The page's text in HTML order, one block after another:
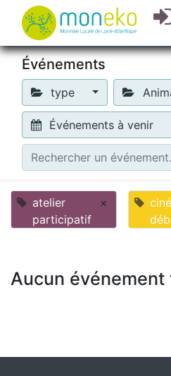
Événements
type
Événements à venir
atelier
participatif
×
Aucun événement